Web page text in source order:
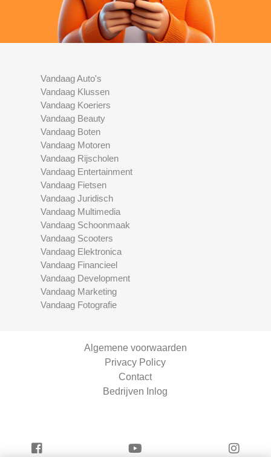
Vandaag Auto's
Vandaag Klussen
Vandaag Koeriers
Vandaag Beauty
Vandaag Boten
Vandaag Motoren
Vandaag Rijscholen
Vandaag Entertainment
Vandaag Fietsen
Vandaag Juridisch
Vandaag Multimedia
Vandaag Schoonmaak
Vandaag Scooters
Vandaag Elektronica
Vandaag Financieel
Vandaag Development
Vandaag Marketing
Vandaag Fotografie
Algemene voorwaarden
Privacy Policy
Contact
Bedrijven Inlog